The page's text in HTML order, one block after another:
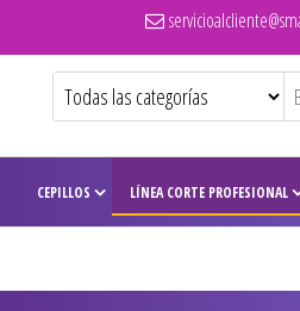
CEPILLOS LÍNEA CORTE PROFESIONAL